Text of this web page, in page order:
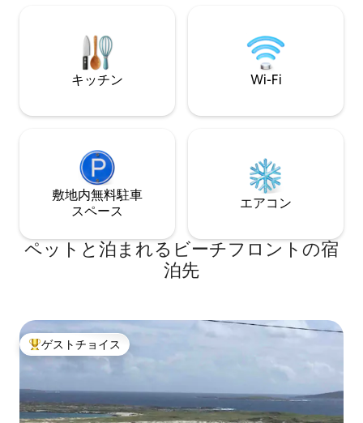
ゴルフ、海藻風呂
バードウォッチン
ック、パブ、ライ
キッチン Wi-Fi
敷地内無料駐⁠車
ス⁠ペ⁠ー⁠ス
エアコン
ペットと泊まれるビーチフロントの宿
泊先
大好評のゲストチョイスです。
ゲストチョイス